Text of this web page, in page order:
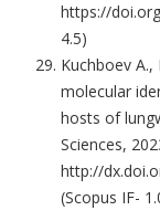
https://
4.5)
Kuchboev
molecular
hosts of
Sciences,
http://
(Scopus IF-